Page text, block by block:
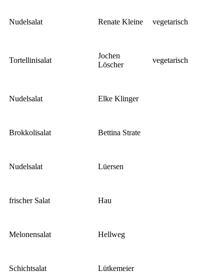
Nudelsalat Renate Kleine vegetarisch
Tortellinisalat
Jochen
Löscher
vegetarisch
Nudelsalat Elke Klinger
Brokkolisalat Bettina Strate
Nudelsalat Lüersen
frischer Salat Hau
Melonensalat Hellweg
Schichtsalat Lütkemeier